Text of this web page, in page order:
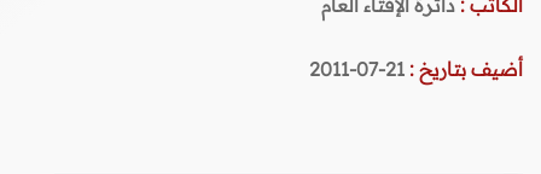
أضيف بتاريخ : 21-07-2011